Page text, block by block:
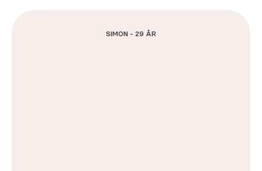
SIMON - 29 ÅR